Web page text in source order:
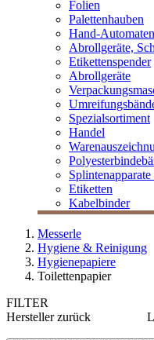
Folien
Palettenhauben
Hand-
Abrollgeräte,
Etikettenspender
Abrollgeräte
Spezialsortiment
Handel
Etiketten
Kabelbinder
Messerle
Hygiene & Reinigung
Hygienepapiere
Toilettenpapier
FILTER
Herstellerzurück